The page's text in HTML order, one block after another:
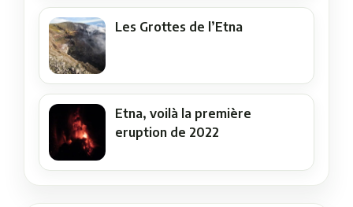
Les Grottes de l’Etna
Etna, voilà la première
eruption de 2022